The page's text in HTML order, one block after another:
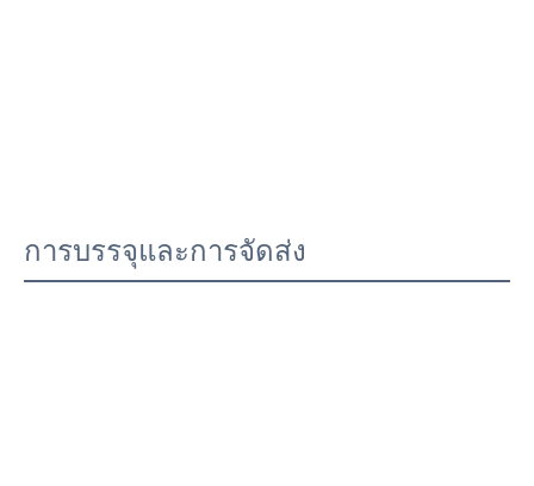
การบรรจุและการจัดส่ง